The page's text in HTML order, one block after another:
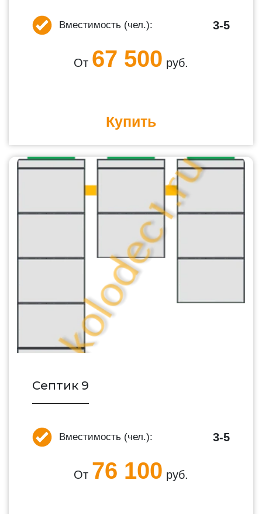
Вместимость (чел.): 3-5
От 67 500 руб.
Купить
Септик 9
Вместимость (чел.): 3-5
От 76 100 руб.